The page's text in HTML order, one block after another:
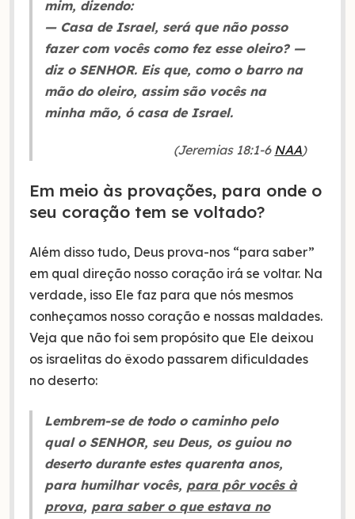
mim, dizendo:
— Casa de Israel, será que não posso
fazer com vocês como fez esse oleiro? —
diz o SENHOR. Eis que, como o barro na
mão do oleiro, assim são vocês na
minha mão, ó casa de Israel.
(Jeremias 18:1-6 NAA)
Em meio às provações, para onde o
seu coração tem se voltado?
Além disso tudo, Deus prova-nos “para saber”
em qual direção nosso coração irá se voltar. Na
verdade, isso Ele faz para que nós mesmos
conheçamos nosso coração e nossas maldades.
Veja que não foi sem propósito que Ele deixou
os israelitas do êxodo passarem dificuldades
no deserto:
Lembrem-se de todo o caminho pelo
qual o SENHOR, seu Deus, os guiou no
deserto durante estes quarenta anos,
para humilhar vocês, para pôr vocês à
prova, para saber o que estava no